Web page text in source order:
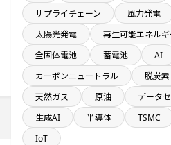
従業員数が100人以上の企
既に100億円以上の支払いが
設備新設計画
1000億円以上投資する設備
金融・保険事業を営む会社で
以上投資する設備新設計画
サプライチェーン
風力発電
太陽光発電
再生可能エネルギ
全固体電池
蓄電池
AI
カーボンニュートラル
脱炭素
天然ガス
原油
データ
生成AI
半導体
TSMC
IoT